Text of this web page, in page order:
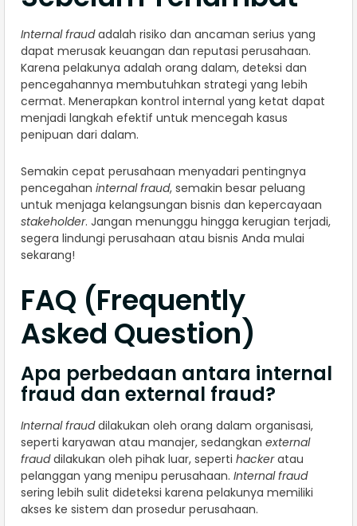
Internal fraudadalah risiko dan ancaman serius yang
dapat merusak keuangan dan reputasi perusahaan.
Karena pelakunya adalah orang dalam, deteksi dan
pencegahannya membutuhkan strategi yang lebih
cermat. Menerapkan kontrol internal yang ketat dapat
menjadi langkah efektif untuk mencegah kasus
penipuan dari dalam.
Semakin cepat perusahaan menyadari pentingnya
pencegahan internal fraud, semakin besar peluang
untuk menjaga kelangsungan bisnis dan kepercayaan
stakeholder. Jangan menunggu hingga kerugian terjadi,
segera lindungi perusahaan atau bisnis Anda mulai
sekarang!
FAQ (Frequently
Asked Question)
Apa perbedaan antara internal
fraud dan external fraud?
Internal frauddilakukan oleh orang dalam organisasi,
seperti karyawan atau manajer, sedangkan external
frauddilakukan oleh pihak luar, seperti hackeratau
pelanggan yang menipu perusahaan. Internal fraud
sering lebih sulit dideteksi karena pelakunya memiliki
akses ke sistem dan prosedur perusahaan.